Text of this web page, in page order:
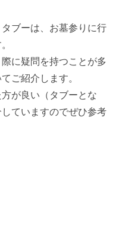
ブーは、お墓参りに行
に疑問を持つことが多
ご紹介します。
が良い（タブーとな
ていますのでぜひ参考